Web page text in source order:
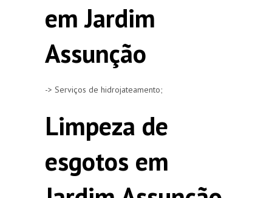
em Jardim
Assunção
-> Serviços de hidrojateamento;
Limpeza de
esgotos em